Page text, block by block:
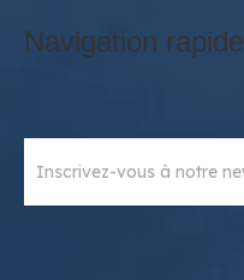
Navigation rapide